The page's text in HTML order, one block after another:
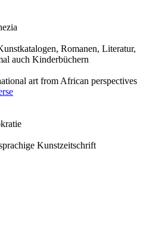
Romanen, Literatur,
auch Kinderbüchern
art from African perspectives
Kunstzeitschrift